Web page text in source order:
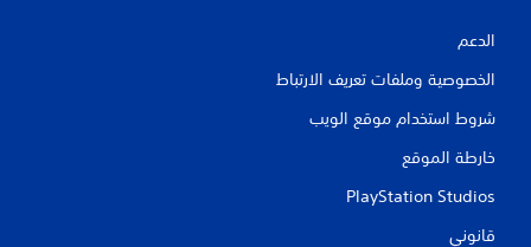
الدعم
الخصوصية وملفات تعريف الارتباط
شروط استخدام موقع الويب
خارطة الموقع
PlayStation Studios
قانوني